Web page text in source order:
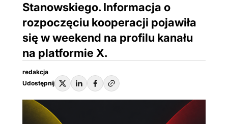
Stanowskiego. Informacja o
rozpoczęciu kooperacji pojawiła
się w weekend na profilu kanału
na platformie X.
redakcja
Udostępnij